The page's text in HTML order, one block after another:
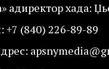
адиректор хада:
+7 (840) 226-89-89